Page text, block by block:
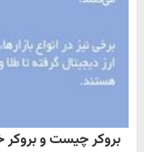
بروکر چیست و